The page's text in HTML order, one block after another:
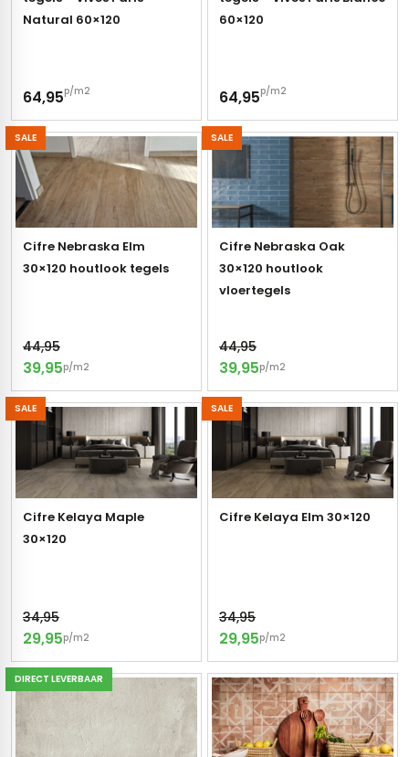
Natural 60×120
64,95p/m2
60×120
64,95p/m2
SALE
Cifre Nebraska Elm
30×120 houtlook tegels
44,95
39,95p/m2
SALE
Cifre Nebraska Oak
30×120 houtlook
vloertegels
44,95
39,95p/m2
SALE
Cifre Kelaya Maple
30×120
34,95
29,95p/m2
SALE
Cifre Kelaya Elm 30×120
34,95
29,95p/m2
DIRECT LEVERBAAR
(kloostertegels)
tegels
tegels
betonlook
marmerlook
tegels
tegels
tegels
wandtegels